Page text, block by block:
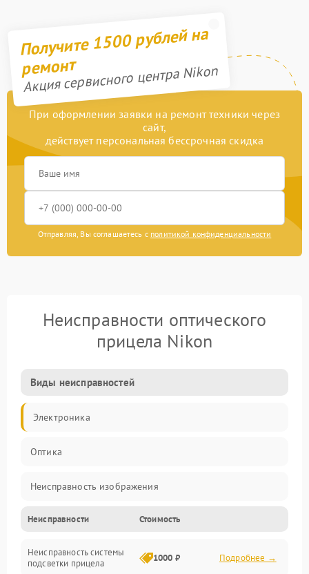
Получите 1500 рублей на
ремонт
Акция сервисного центра Nikon
При оформлении заявки на ремонт техники через
сайт,
действует персональная бессрочная скидка
Отправляя, Вы соглашаетесь с политикой конфиденциальности
Неисправности оптического
прицела Nikon
Виды неисправностей
Электроника
Оптика
Неисправность изображения
Механические повреждения
Неисправность фокусировки и оптики
Неисправности Стоимость
Неисправность системы
подсветки прицела
1000 ₽ Подробнее →